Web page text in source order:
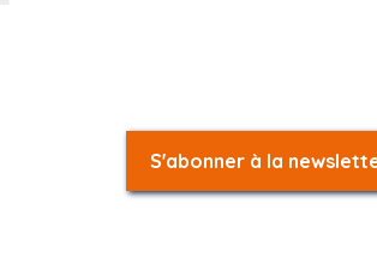
S'abonner à la